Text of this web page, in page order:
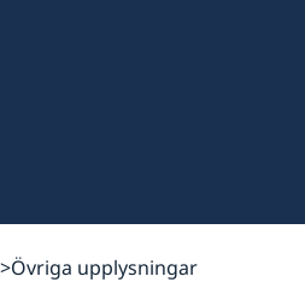
Övriga upplysningar